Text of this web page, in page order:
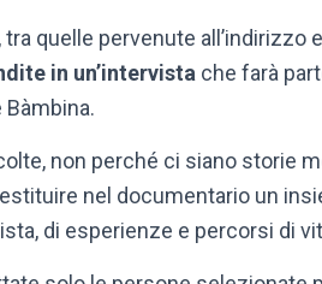
quelle pervenute all’indirizzo
in un’intervista che farà
Bàmbina.
non perché ci siano storie
nel documentario un
di esperienze e percorsi di